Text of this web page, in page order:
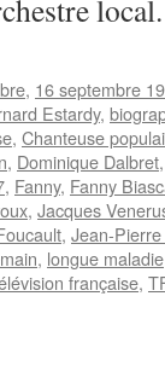
, 16 septembre
Estardy,
, Chanteuse
, Dominique Dalbret
, Fanny, Fanny
, Jacques
, Jean-
, longue maladie
française,